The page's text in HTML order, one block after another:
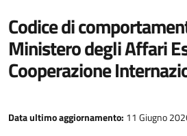
Codice di
Ministero degli Affari
Cooperazione
Data ultimo aggiornamento: 11 Giugno